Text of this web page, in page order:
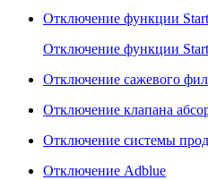
Отключение функции
Отключение функции
Отключение сажевого
Отключение клапана
Отключение системы
Отключение Adblue